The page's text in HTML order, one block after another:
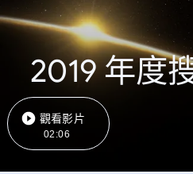
2019 年度
觀看影片
02:06